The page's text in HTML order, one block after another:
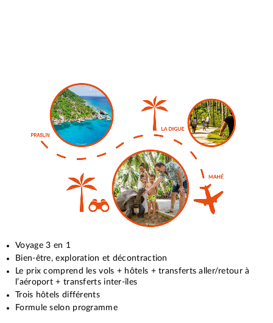
Voyage 3 en 1
Bien-être, exploration et décontraction
Le prix comprend les vols + hôtels + transferts aller/retour à
l’aéroport + transferts inter-îles
Trois hôtels différents
Formule selon programme